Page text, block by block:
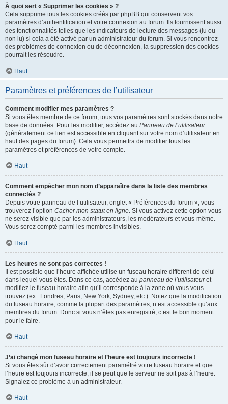
À quoi sert « Supprimer les cookies » ?
Cela supprime tous les cookies créés par phpBB qui conservent vos
paramètres d’authentification et votre connexion au forum. Ils fournissent aussi
des fonctionnalités telles que les indicateurs de lecture des messages (lu ou
non lu) si cela a été activé par un administrateur du forum. Si vous rencontrez
des problèmes de connexion ou de déconnexion, la suppression des cookies
pourrait les résoudre.
Haut
Paramètres et préférences de l’utilisateur
Comment modifier mes paramètres ?
Si vous êtes membre de ce forum, tous vos paramètres sont stockés dans notre
base de données. Pour les modifier, accédez au Panneau de l’utilisateur
(généralement ce lien est accessible en cliquant sur votre nom d’utilisateur en
haut des pages du forum). Cela vous permettra de modifier tous les
paramètres et préférences de votre compte.
Haut
Comment empêcher mon nom d’apparaître dans la liste des membres
connectés ?
Depuis votre panneau de l’utilisateur, onglet « Préférences du forum », vous
trouverez l’option Cacher mon statut en ligne. Si vous activez cette option vous
ne serez visible que par les administrateurs, les modérateurs et vous-même.
Vous serez compté parmi les membres invisibles.
Haut
Les heures ne sont pas correctes !
Il est possible que l’heure affichée utilise un fuseau horaire différent de celui
dans lequel vous êtes. Dans ce cas, accédez au panneau de l’utilisateuret
modifiez le fuseau horaire afin qu’il corresponde à la zone où vous vous
trouvez (ex : Londres, Paris, New York, Sydney, etc.). Notez que la modification
du fuseau horaire, comme la plupart des paramètres, n’est accessible qu’aux
membres du forum. Donc si vous n’êtes pas enregistré, c’est le bon moment
pour le faire.
Haut
J’ai changé mon fuseau horaire et l’heure est toujours incorrecte !
Si vous êtes sûr d’avoir correctement paramétré votre fuseau horaire et que
l’heure est toujours incorrecte, il se peut que le serveur ne soit pas à l’heure.
Signalez ce problème à un administrateur.
Haut